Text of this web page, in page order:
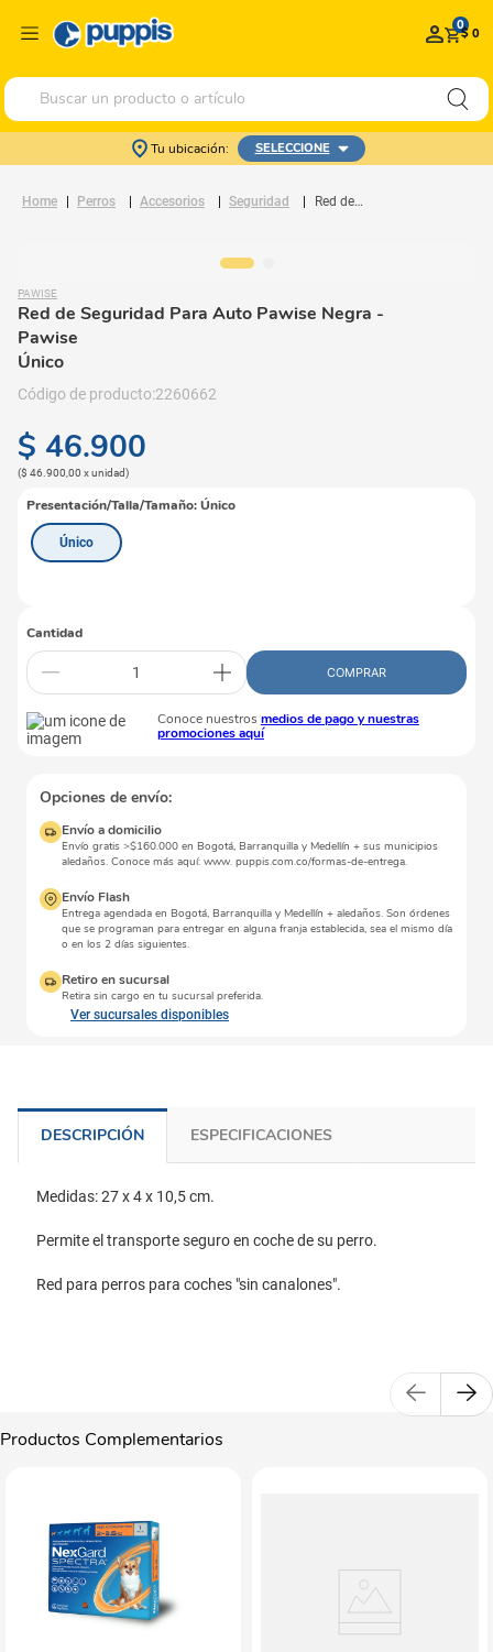
0$ 0
Buscar un producto o artículo
Tu ubicación: SELECCIONE
Perros Accesorios Seguridad Red de Seguridad Para Auto Pawise Negra
PAWISE
Red de Seguridad Para Auto Pawise Negra -
Pawise
Único
2260662
$ 46.900
($ 46.900,00 xunidad)
Presentación/Talla/Tamaño:Único
Único
Cantidad
COMPRAR
Conoce nuestros medios de pago y nuestras
promociones aquí
Opciones de envío:
Envío a domicilio
Envío gratis >$160.000 en Bogotá, Barranquilla y Medellín + sus municipios
aledaños. Conoce más aquí: www. puppis.com.co/formas-de-entrega.
Envío Flash
Entrega agendada en Bogotá, Barranquilla y Medellín + aledaños. Son órdenes
que se programan para entregar en alguna franja establecida, sea el mismo día
o en los 2 días siguientes.
Retiro en sucursal
Retira sin cargo en tu sucursal preferida.
Ver sucursales disponibles
DESCRIPCIÓN ESPECIFICACIONES
Medidas: 27 x 4 x 10,5 cm.
Permite el transporte seguro en coche de su perro.
Red para perros para coches "sin canalones".
Productos Complementarios